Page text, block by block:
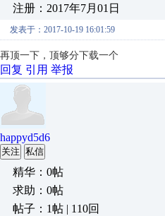
注册：2017年7月01日
发表于：2017-10-19 16:01:59
再顶一下，顶够分下载一个
回复 引用 举报
happyd5d6
关注 私信
精华：0帖
求助：0帖
帖子：1帖 | 110回